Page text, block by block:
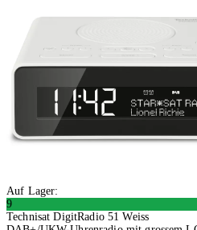
Auf Lager:
9
Technisat DigitRadio 51 Weiss